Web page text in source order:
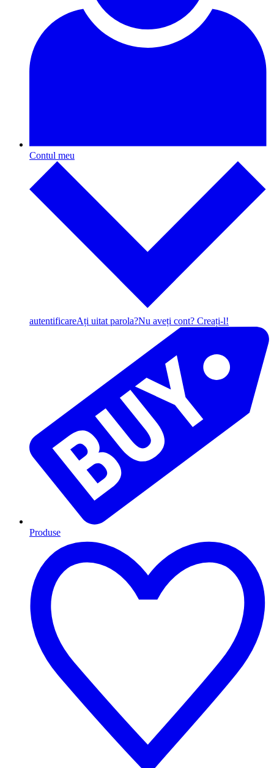
Contul meu
autentificareAți uitat parola?Nu aveți cont? Creați-l!
Produse